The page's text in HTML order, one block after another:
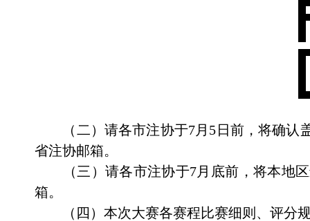
（二） 请各市注协于7月 5 日前，将确认
省注协邮箱。
（三 ）请各市注协于7月 底前，将本地
箱。
（ 四 ）本次大赛各赛程比赛细则、评分